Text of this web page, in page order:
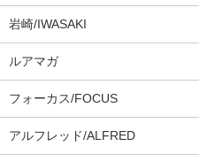
岩崎/IWASAKI
ルアマガ
フォーカス/FOCUS
アルフレッド/ALFRED